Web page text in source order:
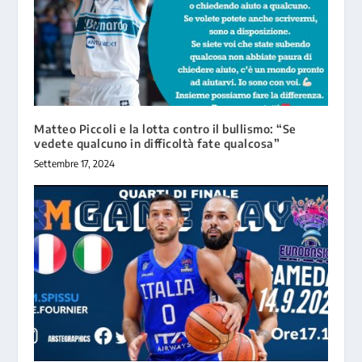
Matteo Piccoli e la lotta contro il bullismo: “Se
vedete qualcuno in difficoltà fate qualcosa”
Settembre 17, 2024